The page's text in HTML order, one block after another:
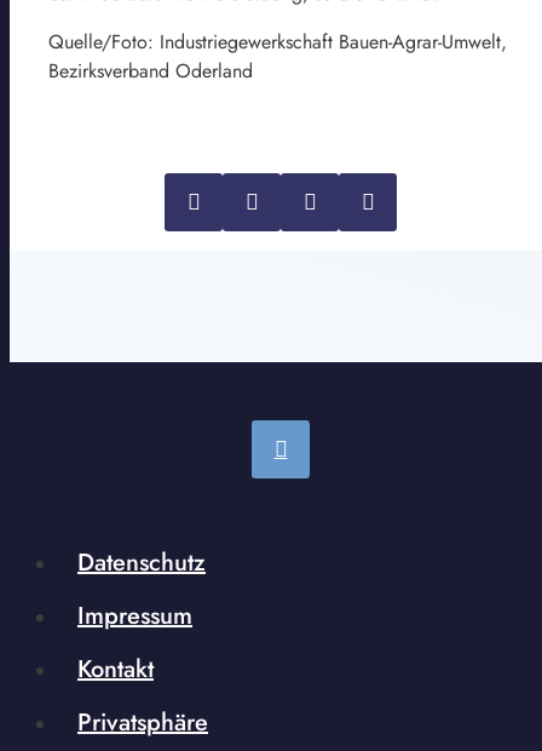
Quelle/Foto: Industriegewerkschaft Bauen-Agrar-Umwelt,
Bezirksverband Oderland
Datenschutz
Impressum
Kontakt
Privatsphäre